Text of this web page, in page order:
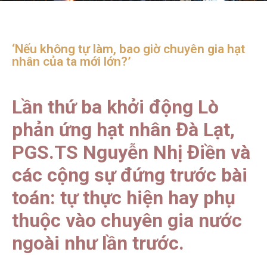
‘Nếu không tự làm, bao giờ chuyên gia hạt
nhân của ta mới lớn?’
Lần thứ ba khởi động Lò
phản ứng hạt nhân Đà Lạt,
PGS.TS Nguyễn Nhị Điền và
các cộng sự đứng trước bài
toán: tự thực hiện hay phụ
thuộc vào chuyên gia nước
ngoài như lần trước.